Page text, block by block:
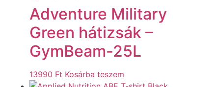
Adventure Military
Green hátizsák –
GymBeam-25L
13990 Ft Kosárba teszem